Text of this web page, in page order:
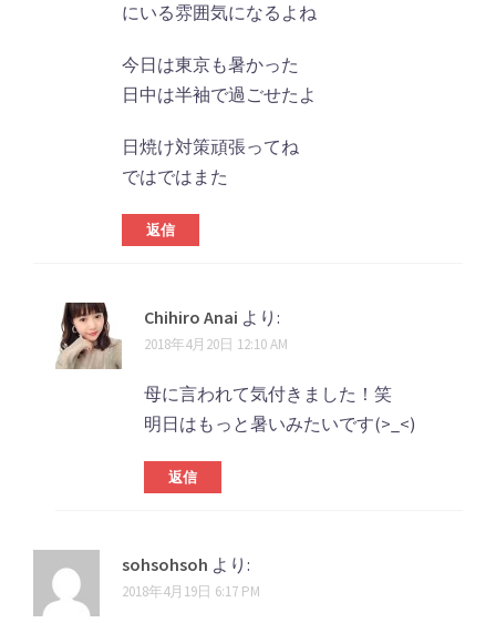
にいる雰囲気になるよね
今日は東京も暑かった
日中は半袖で過ごせたよ
日焼け対策頑張ってね
ではではまた
返信
Chihiro Anai より:
2018年4月20日 12:10 AM
母に言われて気付きました！笑
明日はもっと暑いみたいです(>_<)
返信
sohsohsoh より:
2018年4月19日 6:17 PM